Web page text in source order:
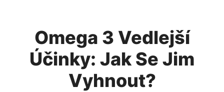
Omega 3 Vedlejší
Účinky: Jak Se Jim
Vyhnout?